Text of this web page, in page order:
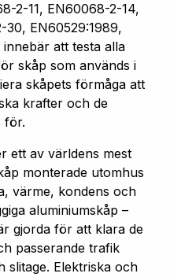
2-11, EN60068-2-14,
30, EN60529:1989,
innebär att testa alla
skåp som används i
skåpets förmåga att
krafter och de
för.
ett av världens mest
monterade utomhus
värme, kondens och
aluminiumskåp –
gjorda för att klara de
passerande trafik
Elektriska och